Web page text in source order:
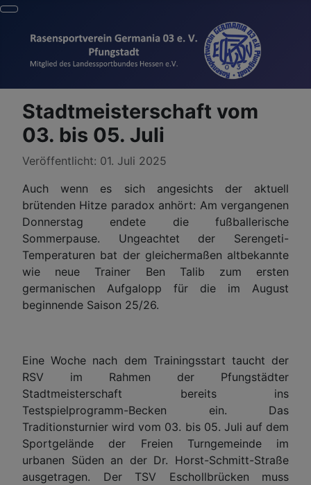
Stadtmeisterschaft vom
03. bis 05. Juli
Details
Veröffentlicht: 01. Juli 2025
Auch wenn es sich angesichts der aktuell
brütenden Hitze paradox anhört: Am vergangenen
Donnerstag endete die fußballerische
Sommerpause. Ungeachtet der Serengeti-
Temperaturen bat der gleichermaßen altbekannte
wie neue Trainer Ben Talib zum ersten
germanischen Aufgalopp für die im August
beginnende Saison 25/26.
Eine Woche nach dem Trainingsstart taucht der
RSV im Rahmen der Pfungstädter
Stadtmeisterschaft bereits ins
Testspielprogramm-Becken ein. Das
Traditionsturnier wird vom 03. bis 05. Juli auf dem
Sportgelände der Freien Turngemeinde im
urbanen Süden an der Dr. Horst-Schmitt-Straße
ausgetragen. Der TSV Eschollbrücken muss